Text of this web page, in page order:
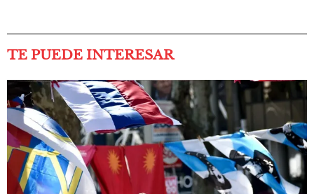
TE PUEDE INTERESAR